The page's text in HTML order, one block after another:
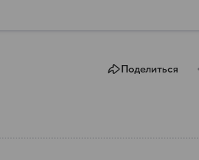
Поделиться